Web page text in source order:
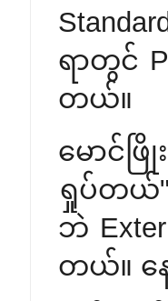
ရာတွင်
တယ်။
မောင်ဖ
ရှုပ်တယ်"
ဘဲ
တယ်။ န